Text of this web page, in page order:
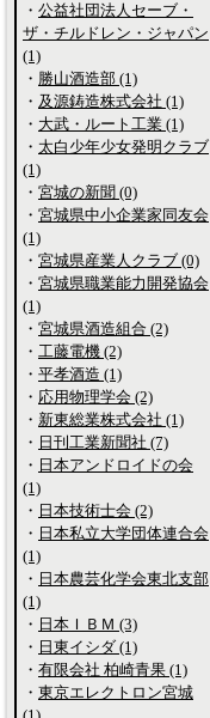
・ 公益社団法人セーブ・
ザ・チルドレン・ジャパン
(1)
・ 勝山酒造部 (1)
・ 及源鋳造株式会社 (1)
・ 大武・ルート工業 (1)
・ 太白少年少女発明クラブ
(1)
・ 宮城の新聞 (0)
・ 宮城県中小企業家同友会
(1)
・ 宮城県産業人クラブ (0)
・ 宮城県職業能力開発協会
(1)
・ 宮城県酒造組合 (2)
・ 工藤電機 (2)
・ 平孝酒造 (1)
・ 応用物理学会 (2)
・ 新東総業株式会社 (1)
・ 日刊工業新聞社 (7)
・ 日本アンドロイドの会
(1)
・ 日本技術士会 (2)
・ 日本私立大学団体連合会
(1)
・ 日本農芸化学会東北支部
(1)
・ 日本ＩＢＭ (3)
・ 日東イシダ (1)
・ 有限会社 柏崎青果 (1)
・ 東京エレクトロン宮城